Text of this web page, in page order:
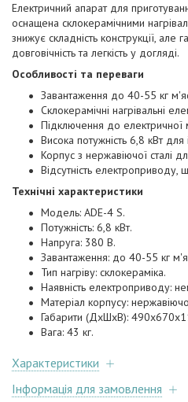
Електричний апарат для
оснащена склокерамічними
знижує складність конструкції,
довговічність та легкість у догляді.
Особливості та переваги
Завантаження до 40-55 кг
Склокерамічні нагрівальні
Підключення до
Висока потужність 6,8 кВт для
Корпус з нержавіючої сталі
Відсутність електроприводу,
Технічні характеристики
Модель: ADE-4 S.
Потужність: 6,8 кВт.
Напруга: 380 В.
Завантаження: до 40-55 кг
Тип нагріву: склокераміка.
Наявність електроприводу:
Матеріал корпусу:
Габарити (ДхШхВ):
Вага: 43 кг.
Характеристики
Інформація для замовлення